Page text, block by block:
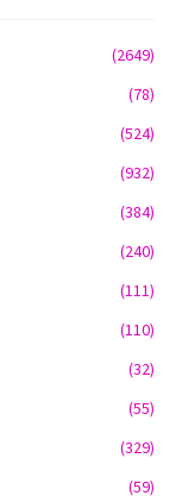
(2649)
(78)
(524)
(932)
(384)
(240)
(111)
(110)
(32)
(55)
(329)
(59)